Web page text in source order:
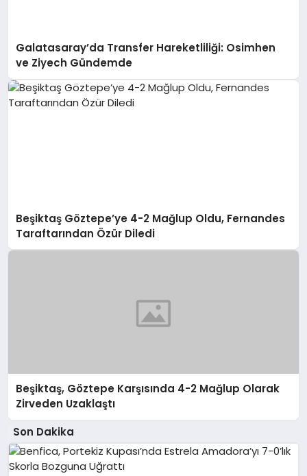
Galatasaray’da Transfer Hareketliliği: Osimhen
ve Ziyech Gündemde
Beşiktaş Göztepe’ye 4-2 Mağlup Oldu, Fernandes
Taraftarından Özür Diledi
Beşiktaş, Göztepe Karşısında 4-2 Mağlup Olarak
Zirveden Uzaklaştı
Son Dakika